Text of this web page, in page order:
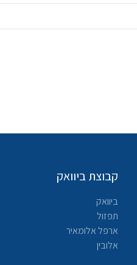
קבוצת ביוואק
ביוואק
תפזול
ארפל אלומאיר
אלובין